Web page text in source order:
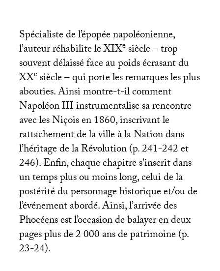
Spécialiste de l’épopée napoléonienne,
l’auteur réhabilite leXIXesiècle – trop
souvent délaissé face au poids écrasant du
XXesiècle – qui porte les remarques les plus
abouties. Ainsi montre-t-il comment
NapoléonIIIinstrumentalise sa rencontre
avec les Niçois en 1860, inscrivant le
rattachement de la ville à la Nation dans
l’héritage de la Révolution (p. 241-242 et
246). Enfin, chaque chapitre s’inscrit dans
un temps plus ou moins long, celui de la
postérité du personnage historique et/ou de
l’événement abordé. Ainsi, l’arrivée des
Phocéens est l’occasion de balayer en deux
pages plus de 2 000 ans de patrimoine (p.
23-24).